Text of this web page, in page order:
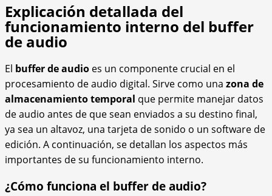
Explicación detallada del
funcionamiento interno del buffer
de audio
El buffer de audio es un componente crucial en el
procesamiento de audio digital. Sirve como una zona de
almacenamiento temporal que permite manejar datos
de audio antes de que sean enviados a su destino final,
ya sea un altavoz, una tarjeta de sonido o un software de
edición. A continuación, se detallan los aspectos más
importantes de su funcionamiento interno.
¿Cómo funciona el buffer de audio?